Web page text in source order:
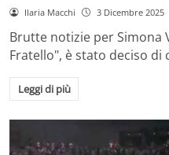
Ilaria Macchi 3 Dicembre 2025
Brutte notizie per Simona
Fratello", è stato deciso di
Leggi di più